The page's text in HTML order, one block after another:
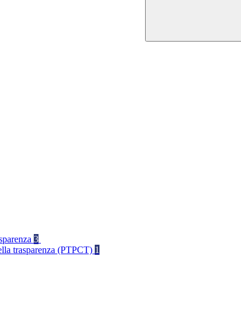
3
trasparenza (PTPCT) 1